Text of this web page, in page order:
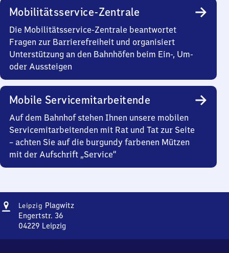
Mobilitätsservice-Zentrale
Die Mobilitätsservice-Zentrale beantwortet
Fragen zur Barrierefreiheit und organisiert
Unterstützung an den Bahnhöfen beim Ein-, Um-
oder Aussteigen
Mobile Servicemitarbeitende
Auf dem Bahnhof stehen Ihnen unsere mobilen
Servicemitarbeitenden mit Rat und Tat zur Seite
– achten Sie auf die burgundy farbenen Mützen
mit der Aufschrift „Service“
Adresse
Leipzig PlagwitzLeipzig-
Engertstr. 36
04229 Leipzig